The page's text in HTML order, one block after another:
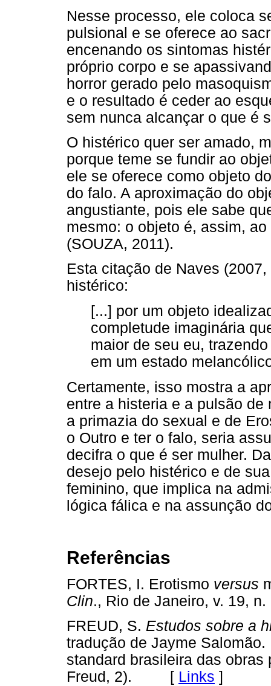
Nesse processo, ele coloca
pulsional e se oferece ao
encenando os sintomas
próprio corpo e se
horror gerado pelo
e o resultado é ceder ao
sem nunca alcançar o que é
O histérico quer ser amado,
porque teme se fundir ao
ele se oferece como objeto
do falo. A aproximação do
angustiante, pois ele sabe
mesmo: o objeto é, assim,
(SOUZA, 2011).
Esta citação de Naves
histérico:
[...] por um objeto
completude imaginária
maior de seu eu,
em um estado
Certamente, isso mostra a
entre a histeria e a pulsão
a primazia do sexual e de
o Outro e ter o falo, seria
decifra o que é ser mulher.
desejo pelo histérico e de
feminino, que implica na
lógica fálica e na assunção
Referências
FORTES, I. Erotismo versus
Clin., Rio de Janeiro, v.
FREUD, S. Estudos sobre a
tradução de Jayme
standard brasileira das
Freud, 2). [ Links ]